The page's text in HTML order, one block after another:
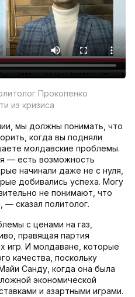
Прокопенко
из кризиса
мы должны понимать, что
когда вы подняли
молдавские проблемы.
— есть возможность
начинали даже не с нуля,
добивались успеха. Могу
не понимают, что
сказал политолог.
с ценами на газ,
правящая партия
игр. И молдаване, которые
качества, поскольку
Санду, когда она была
экономической
и азартными играми.